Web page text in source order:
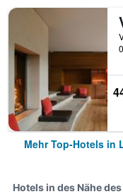
Mehr Top-Hotels in
Hotels in des Nähe